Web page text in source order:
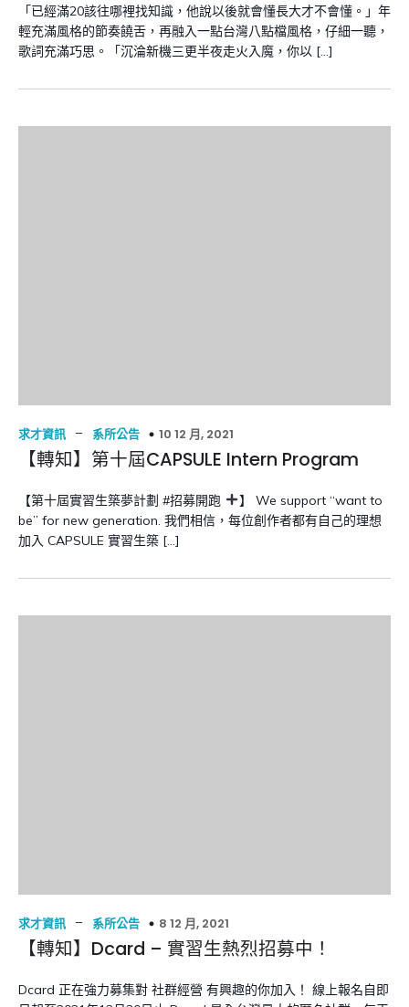
「已經滿20該往哪裡找知識，他說以後就會懂長大才不會懂。」年
輕充滿風格的節奏饒舌，再融入一點台灣八點檔風格，仔細一聽，
歌詞充滿巧思。「沉淪新機三更半夜走火入魔，你以 […]
求才資訊 – 系所公告 10 12 月, 2021
【轉知】第十屆CAPSULE Intern Program
【第十屆實習生築夢計劃 #招募開跑
】 We support “want to
be” for new generation. 我們相信，每位創作者都有自己的理想
加入 CAPSULE 實習生築 […]
求才資訊 – 系所公告 8 12 月, 2021
【轉知】Dcard – 實習生熱烈招募中！
Dcard 正在強力募集對 社群經營 有興趣的你加入！ 線上報名自即